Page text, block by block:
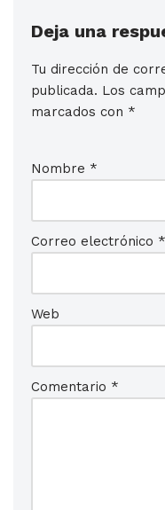
Deja una
Tu dirección de
publicada. Los
marcados con *
Nombre *
Correo electrónico *
Web
Comentario *